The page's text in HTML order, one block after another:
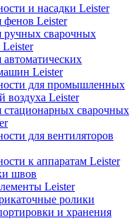
и насадки Leister
фенов Leister
ручных сварочных
Leister
Leister
для промышленных
воздуха Leister
стационарных сварочных
для вентиляторов
к аппаратам Leister
швов
Leister
ролики
и хранения